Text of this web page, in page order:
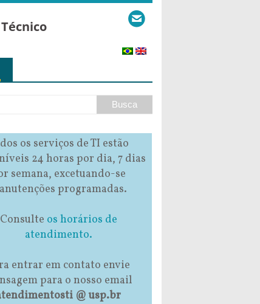
os serviços de TI estão
24 horas por dia, 7 dias
semana, excetuando-se
programadas.
Consulte os horários de
atendimento.
entrar em contato envie
para o nosso email
@ usp.br